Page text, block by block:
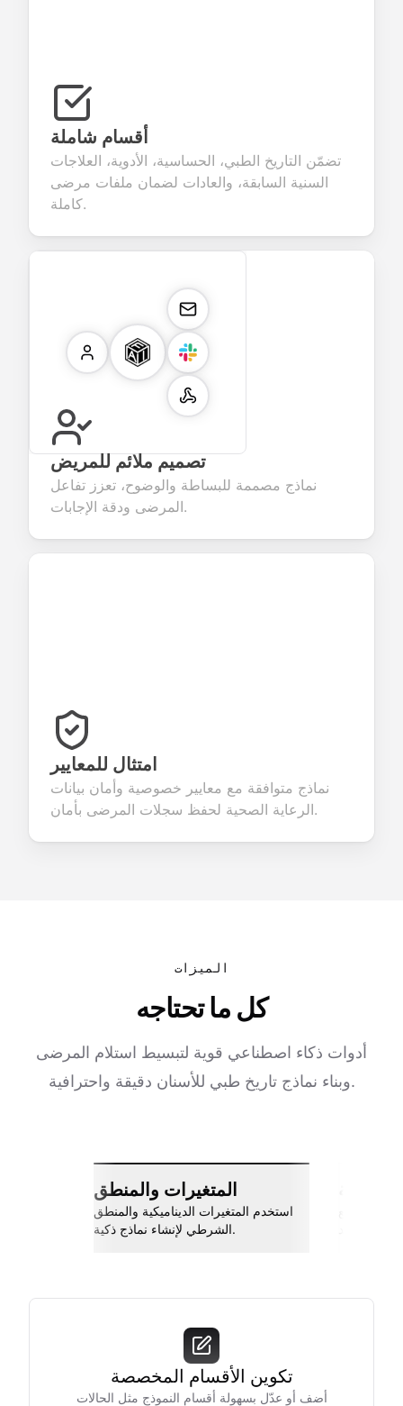
أقسام شاملة
تضمّن التاريخ الطبي، الحساسية، الأدوية، العلاجات
السنية السابقة، والعادات لضمان ملفات مرضى
كاملة.
تصميم ملائم للمريض
نماذج مصممة للبساطة والوضوح، تعزز تفاعل
المرضى ودقة الإجابات.
امتثال للمعايير
نماذج متوافقة مع معايير خصوصية وأمان بيانات
الرعاية الصحية لحفظ سجلات المرضى بأمان.
الميزات
كل ما تحتاجه
أدوات ذكاء اصطناعي قوية لتبسيط استلام المرضى
وبناء نماذج تاريخ طبي للأسنان دقيقة واحترافية.
المتغيرات والمنطق
استخدم المتغيرات الديناميكية والمنطق
الشرطي لإنشاء نماذج ذكية.
تكوين الأقسام المخصصة
أضف أو عدّل بسهولة أقسام النموذج مثل الحالات